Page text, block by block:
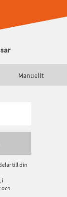
Manuellt
till din
i